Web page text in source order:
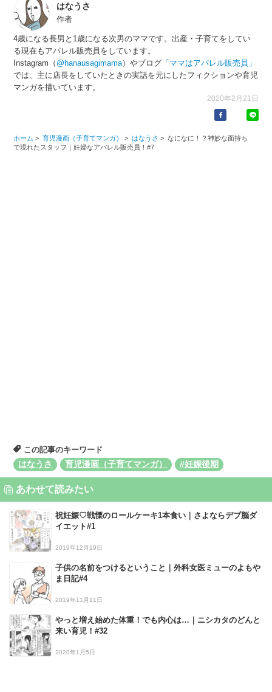
はなうさ
作者
4歳になる長男と1歳になる次男のママです。出産・子育てをしてい
る現在もアパレル販売員をしています。
Instagram（ @hanausagimama）やブログ 「ママはアパレル販売員」
では、主に店長をしていたときの実話を元にしたフィクションや育児
マンガを描いています。
2020年2月21日
ホーム > 育児漫画（子育てマンガ） > はなうさ > なになに！？神妙な面持ち
で現れたスタッフ｜妊婦なアパレル販売員！#7
この記事のキーワード
はなうさ
育児漫画（子育てマンガ） #妊娠後期
あわせて読みたい
祝妊娠♡戦慄のロールケーキ1本食い｜さよならデブ脳ダ
イエット#1
2019年12月19日
子供の名前をつけるということ｜外科女医ミューのよもや
ま日記#4
2019年11月11日
やっと増え始めた体重！でも内心は…｜ニシカタのどんと
来い育児！#32
2020年1月5日